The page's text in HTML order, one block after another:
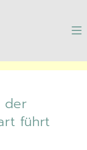
der
führt
der
führt